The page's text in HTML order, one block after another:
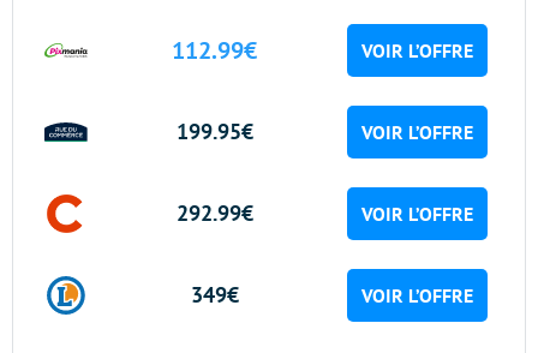
112.99€ VOIR L’OFFRE
199.95€ VOIR L’OFFRE
292.99€ VOIR L’OFFRE
349€ VOIR L’OFFRE